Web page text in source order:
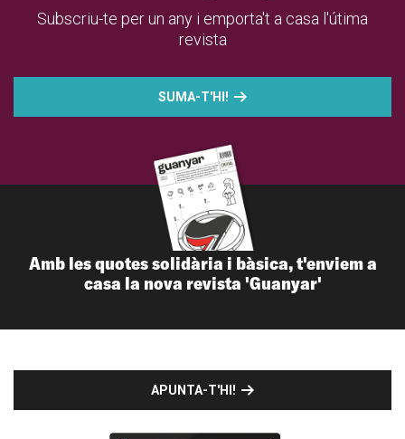
Subscriu-te per un any i emporta't a casa l'útima
revista
SUMA-T'HI!
Amb les quotes solidària i bàsica, t'enviem a
casa la nova revista 'Guanyar'
APUNTA-T'HI!